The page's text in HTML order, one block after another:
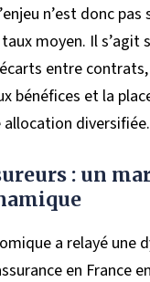
n’est donc
moyen. Il s’agit
entre
bénéfices et la
allocation diversifiée.
: un
a relayé une
en France